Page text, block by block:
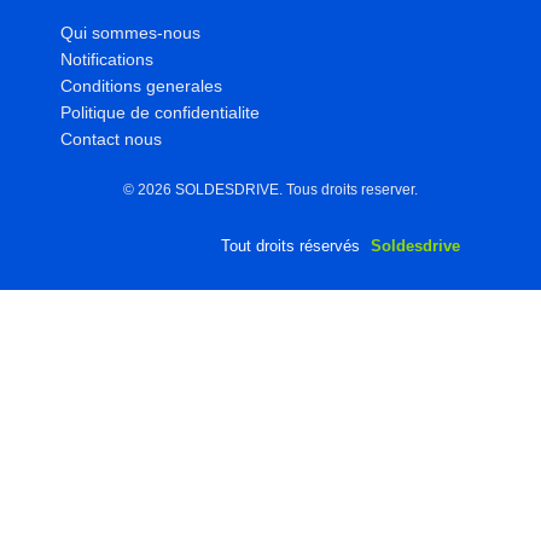
Qui sommes-nous
Notifications
Conditions generales
Politique de confidentialite
Contact nous
© 2026 SOLDESDRIVE. Tous droits reserver.
Tout droits réservés Soldesdrive